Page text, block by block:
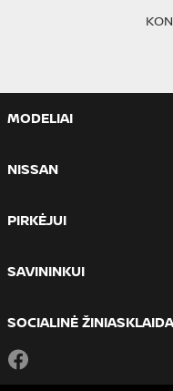
MODELIAI
NISSAN
PIRKĖJUI
SAVININKUI
SOCIALINĖ ŽINIASKLAIDA